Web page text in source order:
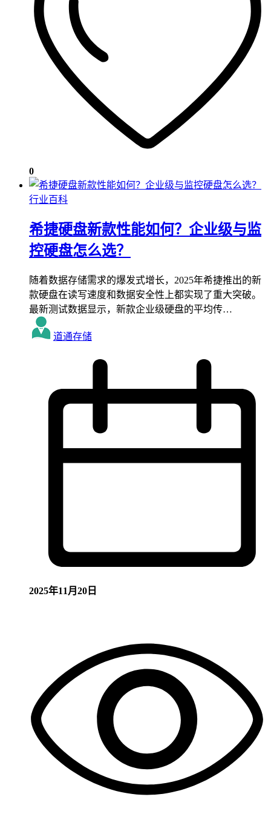
0
行业百科
希捷硬盘新款性能如何？企业级与监
控硬盘怎么选？
随着数据存储需求的爆发式增长，2025年希捷推出的新
款硬盘在读写速度和数据安全性上都实现了重大突破。
最新测试数据显示，新款企业级硬盘的平均传…
道通存储
2025年11月20日